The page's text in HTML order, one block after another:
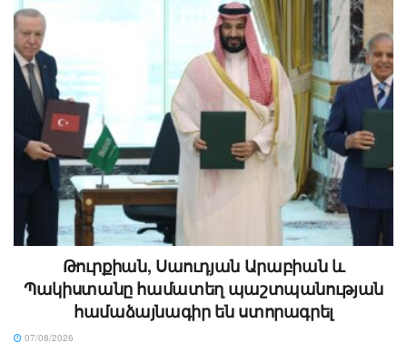
Թուրքիան, Սաուդյան Արաբիան և
Պակիստանը համատեղ պաշտպանության
համաձայնագիր են ստորագրել
07/08/2026